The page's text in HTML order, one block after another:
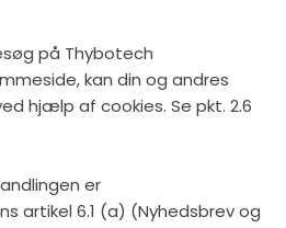
på Thybotech
kan din og andres
hjælp af cookies. Se pkt. 2.6
er
artikel 6.1 (a) (Nyhedsbrev og